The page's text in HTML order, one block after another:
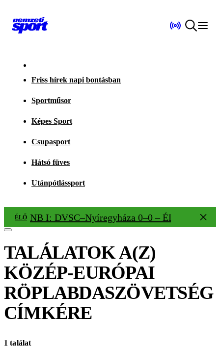
Friss hírek napi bontásban
Sportműsor
Képes Sport
Csupasport
Hátsó füves
Utánpótlássport
ÉLŐ NB I: DVSC–Nyíregyháza 0–0 – ÉLŐ!
TALÁLATOK A(Z)
KÖZÉP-EURÓPAI
RÖPLABDASZÖVETSÉG
CÍMKÉRE
1 találat